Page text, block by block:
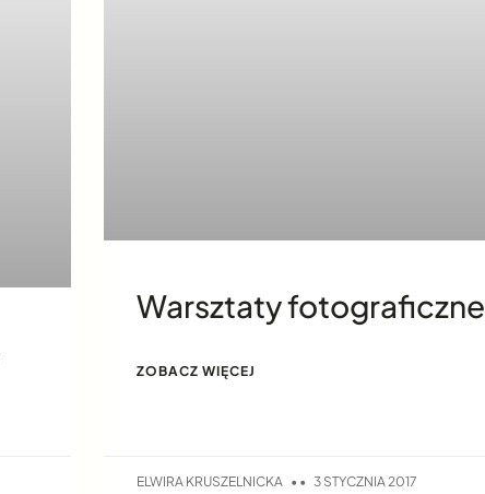
Warsztaty fotograficzne
ZOBACZ WIĘCEJ
ELWIRA KRUSZELNICKA 3 STYCZNIA 2017